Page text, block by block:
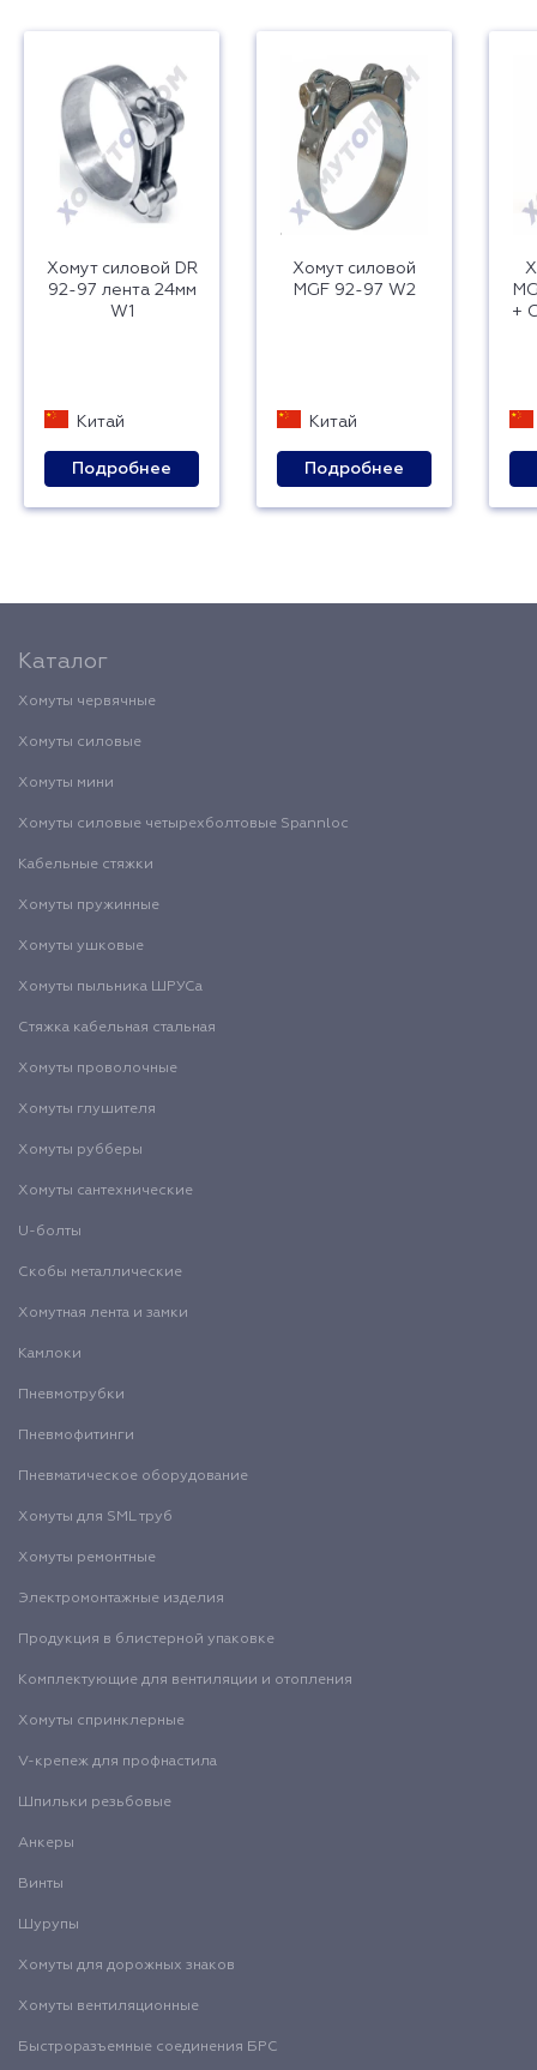
Хомут силовой DR
92-97 лента 24мм
W1
Китай
Подробнее
Хомут силовой
MGF 92-97 W2
Китай
Подробнее
+
Каталог
Хомуты червячные
Хомуты силовые
Хомуты мини
Хомуты силовые четырехболтовые Spannloc
Кабельные стяжки
Хомуты пружинные
Хомуты ушковые
Хомуты пыльника ШРУСа
Стяжка кабельная стальная
Хомуты проволочные
Хомуты глушителя
Хомуты рубберы
Хомуты сантехнические
U-болты
Скобы металлические
Хомутная лента и замки
Камлоки
Пневмотрубки
Пневмофитинги
Пневматическое оборудование
Хомуты для SML труб
Хомуты ремонтные
Электромонтажные изделия
Продукция в блистерной упаковке
Комплектующие для вентиляции и отопления
Хомуты спринклерные
V-крепеж для профнастила
Шпильки резьбовые
Анкеры
Винты
Шурупы
Хомуты для дорожных знаков
Хомуты вентиляционные
Быстроразъемные соединения БРС